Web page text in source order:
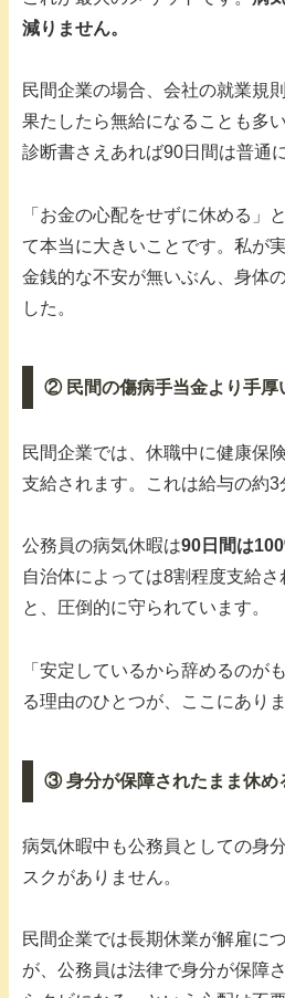
減りません。
民間企業の場合、会社の就業規
果たしたら無給になることも多
診断書さえあれば90日間は普通
「お金の心配をせずに休める」
て本当に大きいことです。私が
金銭的な不安が無いぶん、身体
した。
② 民間の傷病手当金より手厚
民間企業では、休職中に健康保
支給されます。これは給与の約3
公務員の病気休暇は90日間は
自治体によっては8割程度支給
と、圧倒的に守られています。
「安定しているから辞めるのが
る理由のひとつが、ここにありま
③ 身分が保障されたまま休め
病気休暇中も公務員としての身
スクがありません。
民間企業では長期休業が解雇に
が、公務員は法律で身分が保障